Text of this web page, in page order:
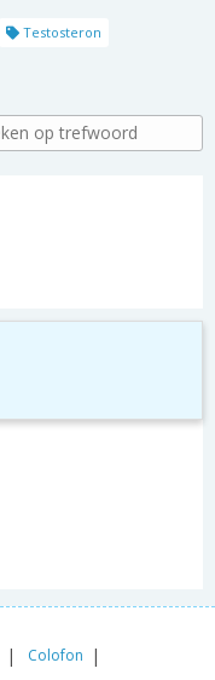
Testosteron
Colofon